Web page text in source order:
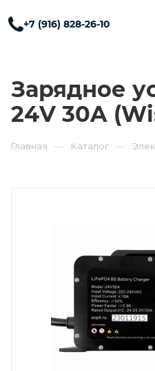
+7 (916) 828-26-10
Зарядное
24V 30A
Главная — Каталог —